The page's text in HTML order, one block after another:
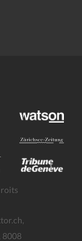
8008